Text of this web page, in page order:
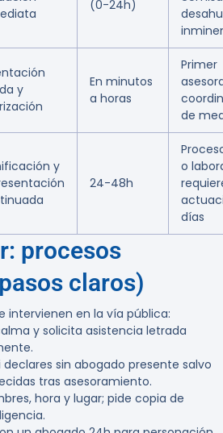
(0-24h)
y
En minutos
a horas
Primer
de
y
24-48h
o
días
procesos
claros)
intervienen en la vía pública:
y solicita asistencia letrada
declares sin abogado presente salvo
tras asesoramiento.
hora y lugar; pide copia de